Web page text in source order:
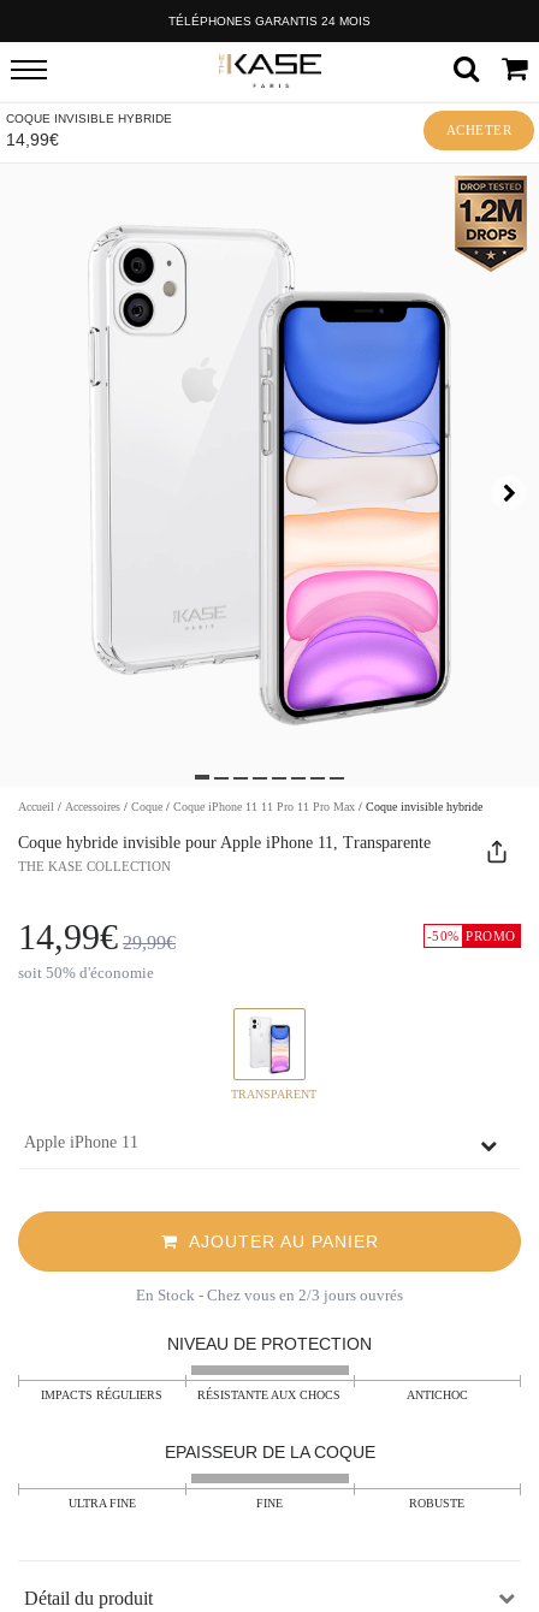
TÉLÉPHONES GARANTIS 24 MOIS
COQUE INVISIBLE HYBRIDE
14,99€ ACHETER
Accueil / Accessoires / Coque / Coque iPhone 11 11 Pro 11 Pro Max / Coque invisible hybride
Coque hybride invisible pour Apple iPhone 11, Transparente
THE KASE COLLECTION
-50% PROMO
14,99€ 29,99€
soit 50% d'économie
TRANSPARENT
AJOUTER AU PANIER
En Stock - Chez vous en 2/3 jours ouvrés
NIVEAU DE PROTECTION
IMPACTS RÉGULIERS RÉSISTANTE AUX CHOCS ANTICHOC
EPAISSEUR DE LA COQUE
ULTRA FINE FINE ROBUSTE
Détail du produit